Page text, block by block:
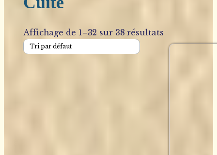
Affichage de 1–32 sur 38 résultats